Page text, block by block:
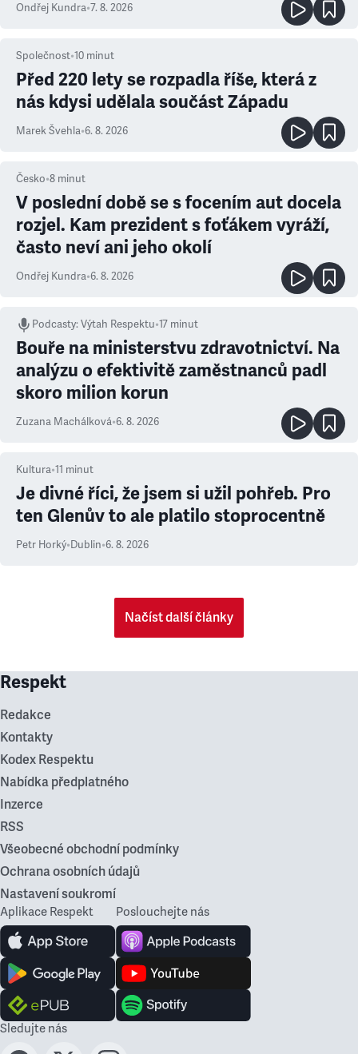
Ondřej Kundra•7. 8. 2026
Společnost•10 minut
Před 220 lety se rozpadla říše, která z
nás kdysi udělala součást Západu
Marek Švehla•6. 8. 2026
Česko•8 minut
V poslední době se s focením aut docela
rozjel. Kam prezident s foťákem vyráží,
často neví ani jeho okolí
Ondřej Kundra•6. 8. 2026
Podcasty:Výtah Respektu•17 minut
Bouře na ministerstvu zdravotnictví. Na
analýzu o efektivitě zaměstnanců padl
skoro milion korun
Zuzana Machálková•6. 8. 2026
Kultura•11 minut
Je divné říci, že jsem si užil pohřeb. Pro
ten Glenův to ale platilo stoprocentně
Petr Horký•Dublin•6. 8. 2026
Načíst další články
Respekt
Redakce
Kontakty
Kodex Respektu
Nabídka předplatného
Inzerce
RSS
Všeobecné obchodní podmínky
Ochrana osobních údajů
Nastavení soukromí
Aplikace Respekt Poslouchejte nás
Sledujte nás